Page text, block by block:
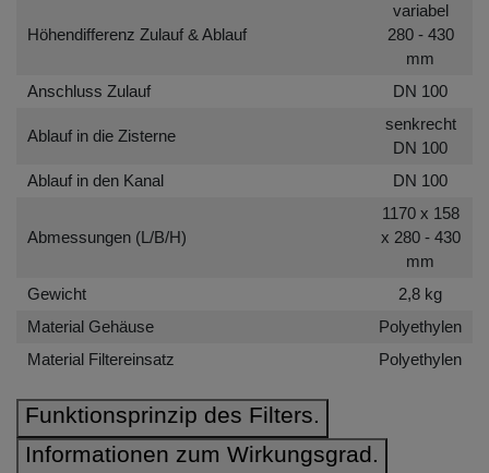
Höhendifferenz Zulauf & Ablauf
variabel
280 - 430
mm
Anschluss Zulauf
DN 100
Ablauf in die Zisterne
senkrecht
DN 100
Ablauf in den Kanal
DN 100
Abmessungen (L/B/H)
1170 x 158
x 280 - 430
mm
Gewicht
2,8 kg
Material Gehäuse
Polyethylen
Material Filtereinsatz
Polyethylen
Funktionsprinzip des Filters.
Informationen zum Wirkungsgrad.